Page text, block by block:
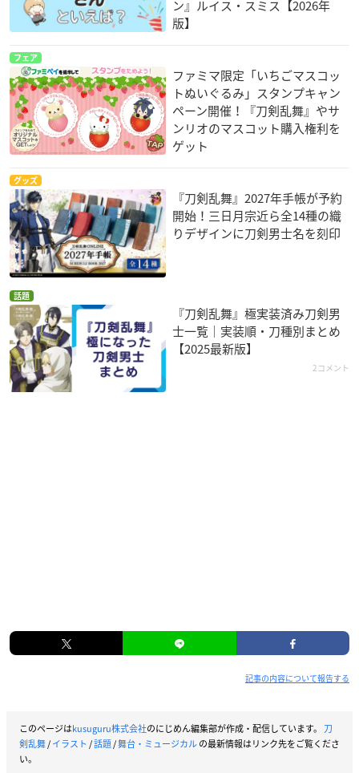
ン』ルイス・スミス【2026年
版】
フェア
ファミマ限定「いちごマスコッ
トぬいぐるみ」スタンプキャン
ペーン開催！『刀剣乱舞』やサ
ンリオのマスコット購入権利を
ゲット
グッズ
『刀剣乱舞』2027年手帳が予約
開始！三日月宗近ら全14種の織
りデザインに刀剣男士名を刻印
話題
『刀剣乱舞』極実装済み刀剣男
士一覧｜実装順・刀種別まとめ
【2025最新版】
2コメント
記事の内容について報告する
このページはkusuguru株式会社のにじめん編集部が作成・配信しています。 刀
剣乱舞/イラスト /話題/舞台・ミュージカルの最新情報はリンク先をご覧くださ
い。